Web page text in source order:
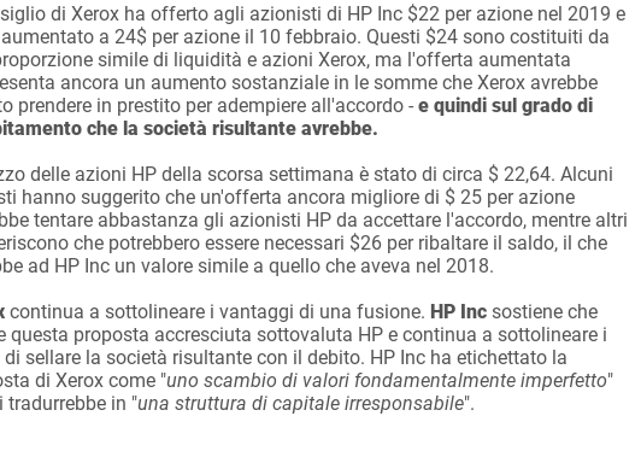
di Xerox ha offerto agli azionisti di HP Inc $22 per azione nel 2019 e
a 24$ per azione il 10 febbraio. Questi $24 sono costituiti da
simile di liquidità e azioni Xerox, ma l'offerta aumentata
ancora un aumento sostanziale in le somme che Xerox avrebbe
prendere in prestito per adempiere all'accordo - e quindi sul grado di
che la società risultante avrebbe.
delle azioni HP della scorsa settimana è stato di circa $ 22,64. Alcuni
hanno suggerito che un'offerta ancora migliore di $ 25 per azione
tentare abbastanza gli azionisti HP da accettare l'accordo, mentre altri
che potrebbero essere necessari $26 per ribaltare il saldo, il che
ad HP Inc un valore simile a quello che aveva nel 2018.
continua a sottolineare i vantaggi di una fusione. HP Inc sostiene che
questa proposta accresciuta sottovaluta HP e continua a sottolineare i
di sellare la società risultante con il debito. HP Inc ha etichettato la
di Xerox come "uno scambio di valori fondamentalmente imperfetto"
tradurrebbe in "una struttura di capitale irresponsabile".